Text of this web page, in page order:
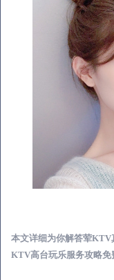
本文详细为你解答荤KTV
KTV高台玩乐服务攻略免